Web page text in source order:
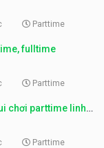
Parttime
fulltime
Parttime
chơi parttime linh
Parttime